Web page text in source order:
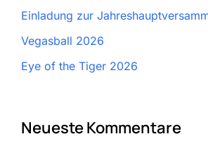
Einladung zur
Vegasball 2026
Eye of the Tiger 2026
Neueste Kommentare